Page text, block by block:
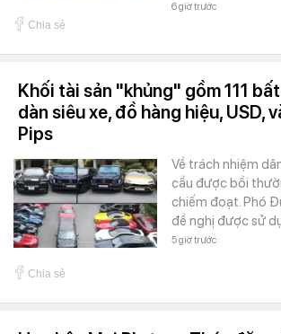
6 giờ trước
Chia sẻ
Khối tài sản "khủng" gồm 111
dàn siêu xe, đồ hàng hiệu, USD,
Pips
Về trách nhiệm
cầu được bồi
chiếm đoạt. Phó
đề nghị được sử
5 giờ trước
Chia sẻ